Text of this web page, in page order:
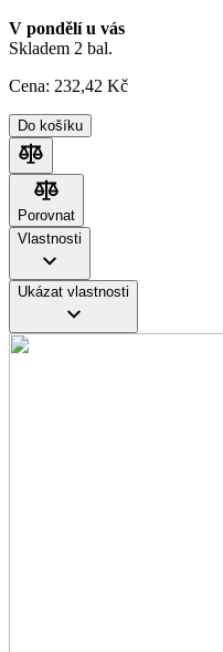
V pondělí u vás
Skladem 2 bal.
Cena: 232,42 Kč
Do košíku
Porovnat
Porovnat
Vlastnosti
Ukázat vlastnosti